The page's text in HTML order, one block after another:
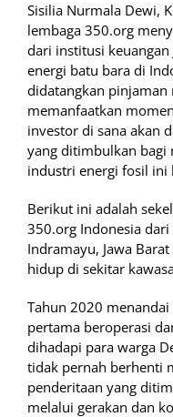
Sisilia Nurmala Dewi,
lembaga 350.org
dari institusi
energi batu bara di
didatangkan pinjaman
memanfaatkan
investor di sana akan
yang ditimbulkan bagi
industri energi fosil ini
Berikut ini adalah
350.org Indonesia dari
Indramayu, Jawa
hidup di sekitar
Tahun 2020
pertama beroperasi
dihadapi para warga
tidak pernah berhenti
penderitaan yang
melalui gerakan dan